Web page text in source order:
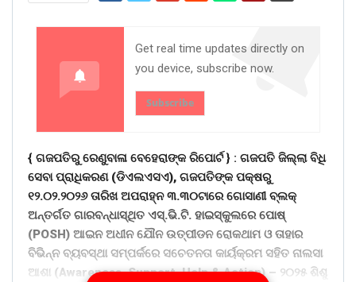
Get real time updates directly on
you device, subscribe now.
Subscribe
{ ଗଜପତିରୁ ରେଣୁବାଳା ବେହେରାଙ୍କ ରିପୋର୍ଟ } : ଗଜପତି ଜିଲ୍ଲା ବିଧି
ସେବା ପ୍ରାଧିକରଣ (ଡିଏଲଏସଏ), ଗଜପତିଙ୍କ ପକ୍ଷରୁ
୧୨.୦୨.୨୦୨୬ ତାରିଖ ଅପରାହ୍ନ ୩.୩୦ଟାରେ ଗୋସାଣୀ ବ୍ଲକ୍‌
ଅନ୍ତର୍ଗତ ଗାରବନ୍ଧାସ୍ଥିତ ଏସ୍‌.ଭି.ଟି. ହାଇସ୍କୁଲରେ ପୋଷ୍
(POSH) ଆଇନ ଅଧୀନ ଯୌନ ଉତ୍ପୀଡନ ରୋକଥାମ ଓ ତାହାର
ବିଭିନ୍ନ ବ୍ୟବସ୍ଥା ସମ୍ପର୍କରେ ସଚେତନତା କାର୍ୟକ୍ରମ ସହିତ ନାଲସା
ଆଶା (Awareness, Support, Help & Action) – ୨୦୨୫ ଶିଶୁ